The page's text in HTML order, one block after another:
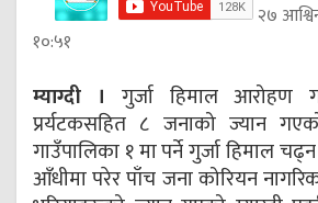
२७
१०:५१
म्याग्दी । गुर्जा हिमाल आरोहण
प्रर्यटकसहित ८ जनाको ज्यान
गाउँपालिका १ मा पर्ने गुर्जा हिमाल
आँधीमा परेर पाँच जना कोरियन